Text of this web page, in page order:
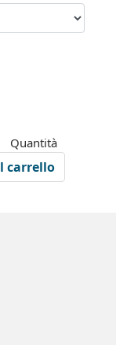
Quantità
carrello